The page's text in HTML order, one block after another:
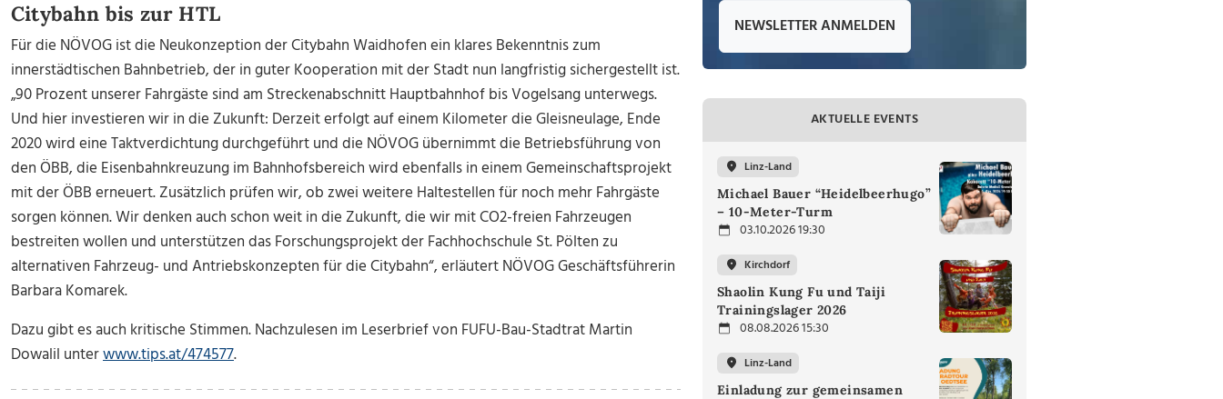
Citybahn bis zur HTL
Für die NÖVOG ist die Neukonzeption der Citybahn Waidhofen ein klares Bekenntnis zum
innerstädtischen Bahnbetrieb, der in guter Kooperation mit der Stadt nun langfristig sichergestellt ist.
„90 Prozent unserer Fahrgäste sind am Streckenabschnitt Hauptbahnhof bis Vogelsang unterwegs.
Und hier investieren wir in die Zukunft: Derzeit erfolgt auf einem Kilometer die Gleisneulage, Ende
2020 wird eine Taktverdichtung durchgeführt und die NÖVOG übernimmt die Betriebsführung von
den ÖBB, die Eisenbahnkreuzung im Bahnhofsbereich wird ebenfalls in einem Gemeinschaftsprojekt
mit der ÖBB erneuert. Zusätzlich prüfen wir, ob zwei weitere Haltestellen für noch mehr Fahrgäste
sorgen können. Wir denken auch schon weit in die Zukunft, die wir mit CO2-freien Fahrzeugen
bestreiten wollen und unterstützen das Forschungsprojekt der Fachhochschule St. Pölten zu
alternativen Fahrzeug- und Antriebskonzepten für die Citybahn“, erläutert NÖVOG Geschäftsführerin
Barbara Komarek.
Dazu gibt es auch kritische Stimmen. Nachzulesen im Leserbrief von FUFU-Bau-Stadtrat Martin
Dowalil unterwww.tips.at/474577.
NEWSLETTER ANMELDEN
AKTUELLE EVENTS
Linz-Land
Michael Bauer “Heidelbeerhugo”
– 10-Meter-Turm
03.10.2026 19:30
Kirchdorf
Shaolin Kung Fu und Taiji
Trainingslager 2026
08.08.2026 15:30
Linz-Land
Einladung zur gemeinsamen